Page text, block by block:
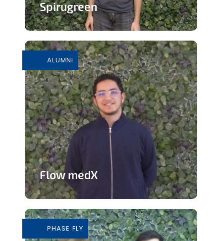
Spirugreen
En savoir plus
ALUMNI
Flow medX
concours de médecine
En savoir plus
PHASE FLY